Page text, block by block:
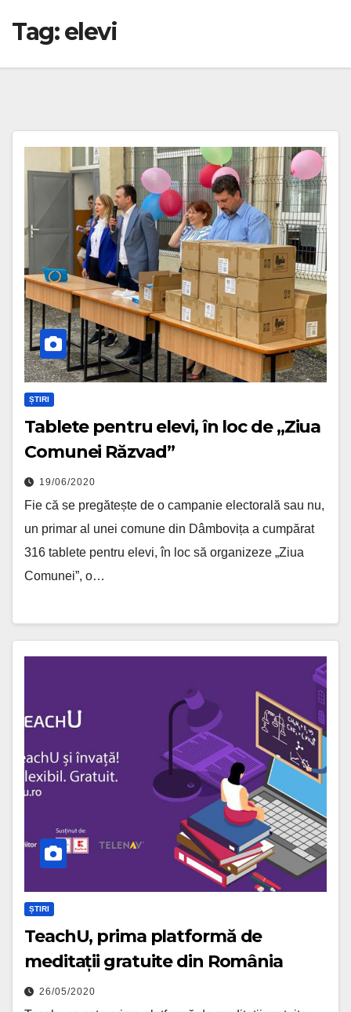
Tag:elevi
ȘTIRI
Tablete pentru elevi, în loc de „Ziua
Comunei Răzvad”
19/06/2020
Fie că se pregătește de o campanie electorală sau nu,
un primar al unei comune din Dâmbovița a cumpărat
316 tablete pentru elevi, în loc să organizeze „Ziua
Comunei”, o…
ȘTIRI
TeachU, prima platformă de
meditații gratuite din România
26/05/2020